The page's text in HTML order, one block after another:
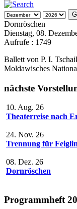
Dornröschen
Dienstag, 08.
Aufrufe : 1749
Ballett von P. I.
Moldawisches
nächste
10. Aug. 26
Theaterreise nach
24. Nov. 26
Trennung für
08. Dez. 26
Dornröschen
Programmheft